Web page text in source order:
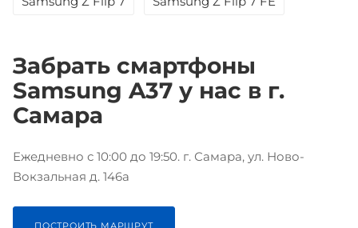
Забрать смартфоны
Samsung A37 у нас в г.
Самара
Ежедневно с 10:00 до 19:50. г. Самара, ул. Ново-
Вокзальная д. 146а
ПОСТРОИТЬ МАРШРУТ